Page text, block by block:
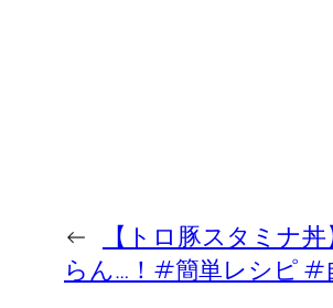
←
【トロ豚スタミナ
らん…！#簡単レシピ